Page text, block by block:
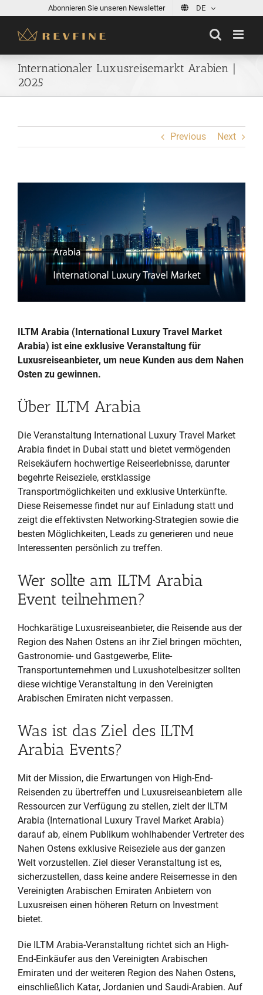
content
Abonnieren Sie unseren Newsletter DE
Internationaler Luxusreisemarkt Arabien |
2025
Previous Next
Image
ILTM Arabia (International Luxury Travel Market
Arabia) ist eine exklusive Veranstaltung für
Luxusreiseanbieter, um neue Kunden aus dem Nahen
Osten zu gewinnen.
Über ILTM Arabia
Die Veranstaltung International Luxury Travel Market
Arabia findet in Dubai statt und bietet vermögenden
Reisekäufern hochwertige Reiseerlebnisse, darunter
begehrte Reiseziele, erstklassige
Transportmöglichkeiten und exklusive Unterkünfte.
Diese Reisemesse findet nur auf Einladung statt und
zeigt die effektivsten Networking-Strategien sowie die
besten Möglichkeiten, Leads zu generieren und neue
Interessenten persönlich zu treffen.
Wer sollte am ILTM Arabia
Event teilnehmen?
Hochkarätige Luxusreiseanbieter, die Reisende aus der
Region des Nahen Ostens an ihr Ziel bringen möchten,
Gastronomie- und Gastgewerbe, Elite-
Transportunternehmen und Luxushotelbesitzer sollten
diese wichtige Veranstaltung in den Vereinigten
Arabischen Emiraten nicht verpassen.
Was ist das Ziel des ILTM
Arabia Events?
Mit der Mission, die Erwartungen von High-End-
Reisenden zu übertreffen und Luxusreiseanbietern alle
Ressourcen zur Verfügung zu stellen, zielt der ILTM
Arabia (International Luxury Travel Market Arabia)
darauf ab, einem Publikum wohlhabender Vertreter des
Nahen Ostens exklusive Reiseziele aus der ganzen
Welt vorzustellen. Ziel dieser Veranstaltung ist es,
sicherzustellen, dass keine andere Reisemesse in den
Vereinigten Arabischen Emiraten Anbietern von
Luxusreisen einen höheren Return on Investment
bietet.
Die ILTM Arabia-Veranstaltung richtet sich an High-
End-Einkäufer aus den Vereinigten Arabischen
Emiraten und der weiteren Region des Nahen Ostens,
einschließlich Katar, Jordanien und Saudi-Arabien. Auf